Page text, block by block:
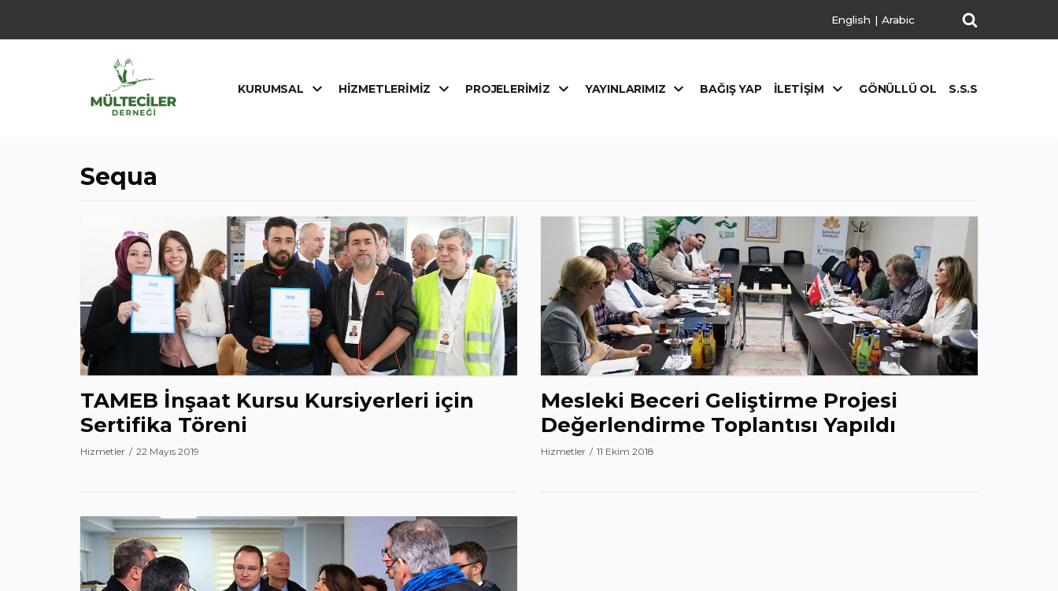
geç
English | Arabic
KURUMSAL HIZMETLERIMIZ PROJELERIMIZ YAYINLARIMIZ BAĞIŞ YAP İLETIŞIM GÖNÜLLÜ OL S.S.S
Sequa
TAMEB İnşaat Kursu Kursiyerleri için
Sertifika Töreni
Hizmetler 22 Mayıs 2019
Mesleki Beceri Geliştirme Projesi
Değerlendirme Toplantısı Yapıldı
Hizmetler 11 Ekim 2018